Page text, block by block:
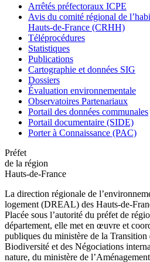
Arrêtés préfectoraux ICPE
Avis du comité régional de
Hauts-de-France (CRHH)
Téléprocédures
Statistiques
Publications
Cartographie et données SIG
Dossiers
Évaluation environnementale
Observatoires Partenariaux
Portail des données communales
Portail documentaire (SIDE)
Porter à Connaissance (PAC)
Préfet
de la région
Hauts-de-France
La direction régionale de
logement (DREAL) des Hauts-de-
Placée sous l’autorité du préfet de
département, elle met en œuvre et
publiques du ministère de la Transition
Biodiversité et des Négociations
nature, du ministère de